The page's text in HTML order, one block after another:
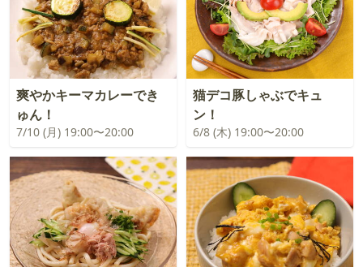
爽やかキーマカレーでき
ゅん！
7/10 (月) 19:00〜20:00
猫デコ豚しゃぶでキュ
ン！
6/8 (木) 19:00〜20:00